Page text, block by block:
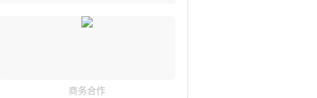
商务合作